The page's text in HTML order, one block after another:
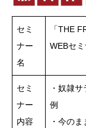
セミ
ナー
名
「THE
WEBセ
セミ
ナー
内容
・奴隷
例
・今の